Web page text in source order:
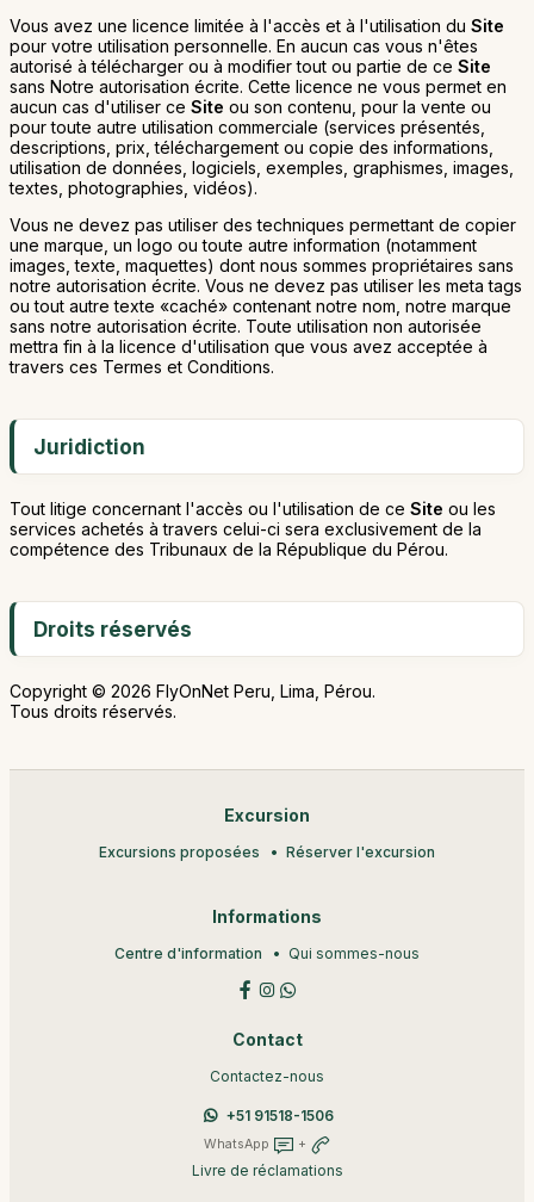
Vous avez une licence limitée à l'accès et à l'utilisation du Site
pour votre utilisation personnelle. En aucun cas vous n'êtes
autorisé à télécharger ou à modifier tout ou partie de ce Site
sans Notre autorisation écrite. Cette licence ne vous permet en
aucun cas d'utiliser ce Site ou son contenu, pour la vente ou
pour toute autre utilisation commerciale (services présentés,
descriptions, prix, téléchargement ou copie des informations,
utilisation de données, logiciels, exemples, graphismes, images,
textes, photographies, vidéos).
Vous ne devez pas utiliser des techniques permettant de copier
une marque, un logo ou toute autre information (notamment
images, texte, maquettes) dont nous sommes propriétaires sans
notre autorisation écrite. Vous ne devez pas utiliser les meta tags
ou tout autre texte «caché» contenant notre nom, notre marque
sans notre autorisation écrite. Toute utilisation non autorisée
mettra fin à la licence d'utilisation que vous avez acceptée à
travers ces Termes et Conditions.
Juridiction
Tout litige concernant l'accès ou l'utilisation de ce Site ou les
services achetés à travers celui-ci sera exclusivement de la
compétence des Tribunaux de la République du Pérou.
Droits réservés
Copyright © 2026 FlyOnNet Peru, Lima, Pérou.
Tous droits réservés.
Excursion
Excursions proposées Réserver l'excursion
Informations
Centre d'information Qui sommes-nous
Contact
Contactez-nous
+51 91518-1506
WhatsApp +
Livre de réclamations